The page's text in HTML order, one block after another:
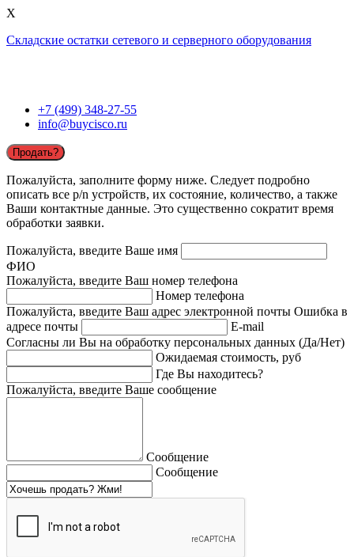
X
Складские остатки сетевого и серверного оборудования
+7 (499) 348-27-55
info@buycisco.ru
Продать?
Пожалуйста, заполните форму ниже. Следует подробно
описать все p/n устройств, их состояние, количество, а также
Ваши контактные данные. Это существенно сократит время
обработки заявки.
Пожалуйста, введите Ваше имя
ФИО
Пожалуйста, введите Ваш номер телефона
Номер телефона
Пожалуйста, введите Ваш адрес электронной почты Ошибка в
адресе почты
E-mail
Согласны ли Вы на обработку персональных данных (Да/Нет)
Ожидаемая стоимость, руб
Где Вы находитесь?
Пожалуйста, введите Ваше сообщение
Сообщение
Сообщение